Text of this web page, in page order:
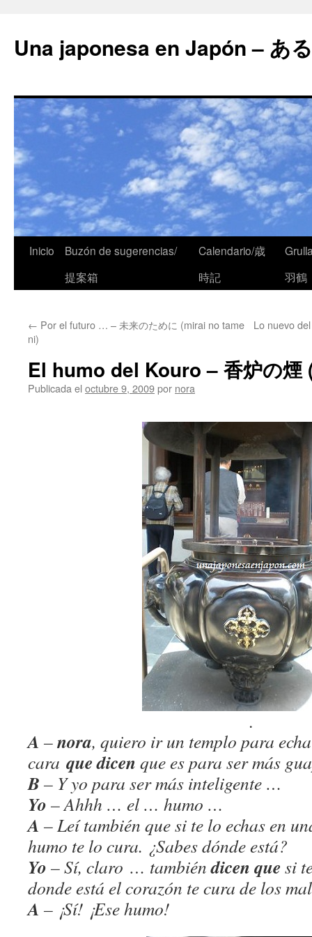
Una japonesa en Japón – あ
Inicio
Buzón de sugerencias/
提案箱
Calendario/歳
時記
羽鶴
← Por el futuro … – 未来のために (mirai no tame
ni)
Lo nuevo
El humo del Kouro – 香炉の
Publicada el octubre 9, 2009por nora
.
A –nora, quiero ir un templo para
cara que dicen que es para ser más
B – Y yo para ser más inteligente …
Yo – Ahhh … el … humo …
A – Leí también que si te lo echas en
humo te lo cura. ¿Sabes dónde está?
Yo – Sí, claro … tambiéndicen que si
donde está el corazón te cura de los
A – ¡Sí! ¡Ese humo!